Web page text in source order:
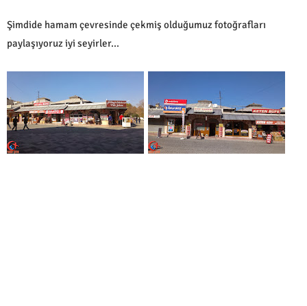
Şimdide hamam çevresinde çekmiş olduğumuz fotoğrafları
paylaşıyoruz iyi seyirler...